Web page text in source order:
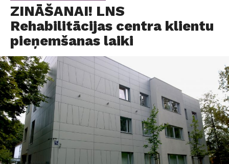
ZINĀŠANAI! LNS
Rehabilitācijas centra klientu
pieņemšanas laiki